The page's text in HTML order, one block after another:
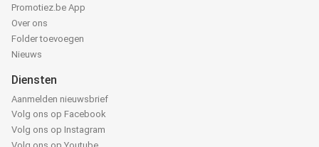
Promotiez.be App
Over ons
Folder toevoegen
Nieuws
Diensten
Aanmelden nieuwsbrief
Volg ons op Facebook
Volg ons op Instagram